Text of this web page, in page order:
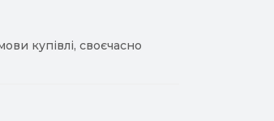
купівлі, своєчасно